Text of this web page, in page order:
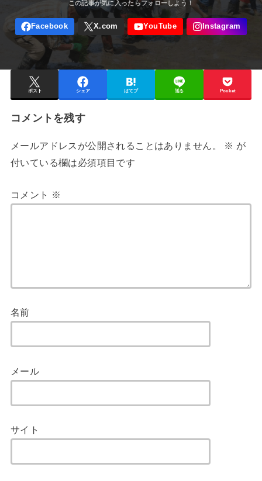
ポスト シェア はてブ 送る Pocket
コメントを残す
メールアドレスが公開されることはありません。 ※ が
付いている欄は必須項目です
コメント ※
名前
メール
サイト